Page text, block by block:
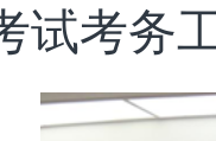
试考务